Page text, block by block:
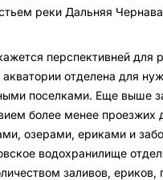
реки Дальняя
перспективней для
отделена для
поселками. Еще выше
более менее проезжих
озерами, ериками и
водохранилище
заливов, ериков,